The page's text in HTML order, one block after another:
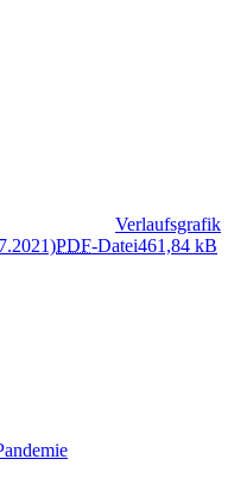
Verlaufsgrafik
PDF-Datei461,84 kB